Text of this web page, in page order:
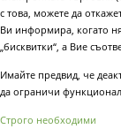
с това, можете да
Ви информира, когато
„бисквитки“, а Вие
Имайте предвид, че
да ограничи
Строго необходими